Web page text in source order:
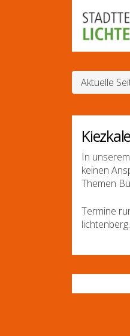
Aktuelle
In
keinen
Themen
Termine